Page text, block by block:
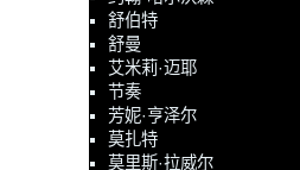
舒伯特
舒曼
艾米莉·迈耶
节奏
芳妮·亨泽尔
莫扎特
莫里斯·拉威尔